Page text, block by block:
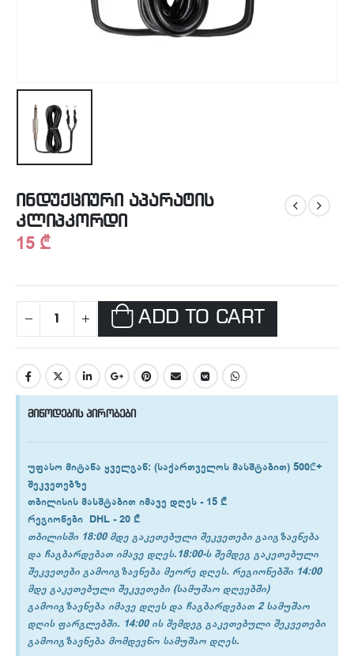
ინდუქციური აპარატის
კლიპკორდი
15 ₾
ADD TO CART
მიწოდების პირობები
უფასო მიტანა ყველგან: (საქართველოს მასშტაბით) 500₾+
შეკვეთებზე
თბილისის მასშტაბით იმავე დღეს -15 ₾
რეგიონები DHL -20 ₾
თბილისში 18:00 მდე გაკეთებული შეკვეთები გაიგზავნება
და ჩაგბარდებათ იმავე დღეს.18:00-ს შემდეგ გაკეთებული
შეკვეთები გამოიგზავნება მეორე დღეს. რეგიონებში 14:00
მდე გაკეთებული შეკვეთები (სამუშაო დღეებში)
გამოიგზავნება იმავე დღეს და ჩაგბარდებათ 2 სამუშაო
დღის ფარგლებში. 14:00 ის შემდეგ გაკეთებული შეკვეთები
გამოიგზავნება მომდევნო სამუშაო დღეს.